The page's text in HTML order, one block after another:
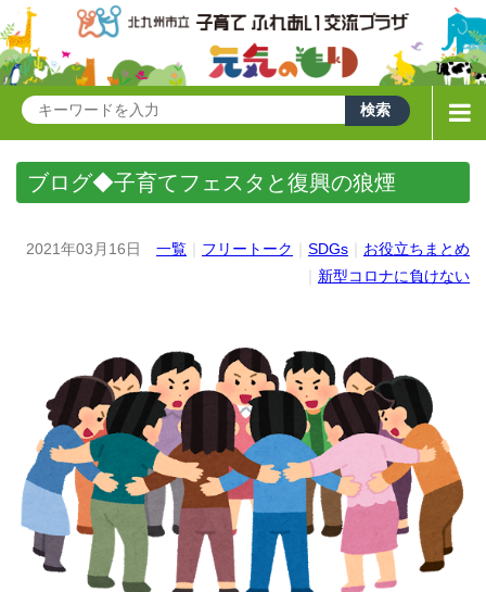
ブログ◆子育てフェスタと復興の狼煙
2021年03月16日 一覧 フリートーク SDGs
お役立ちまとめ
新型コロナに負けない